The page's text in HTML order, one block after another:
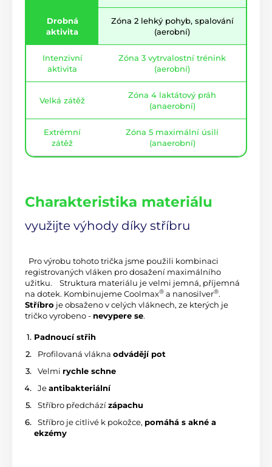
Drobná
aktivita
Zóna 2 lehký pohyb, spalování
(aerobní)
Intenzivní
aktivita
Zóna 3 vytrvalostní trénink
(aerobní)
Velká zátěž
Zóna 4 laktátový práh
(anaerobní)
Extrémní
zátěž
Zóna 5 maximální úsilí
(anaerobní)
Charakteristika materiálu
využijte výhody díky stříbru
Pro výrobu tohoto trička jsme použili kombinaci
registrovaných vláken pro dosažení maximálního
užitku.
Struktura materiálu je velmi jemná, příjemná
na dotek. Kombinujeme Coolmax® a nanosilver®
Stříbro je obsaženo v celých vláknech, ze kterých je
tričko vyrobeno - nevypere se.
Padnoucí střih
Profilovaná vlákna odvádějí pot
Velmi rychle schne
Je antibakteriální
Stříbro předchází zápachu
Stříbro je citlivé k pokožce, pomáhá s akné a
ekzémy